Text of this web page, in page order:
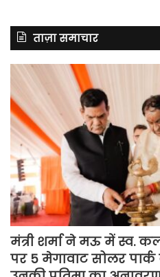
ताज़ा समाचार
मंत्री शर्मा ने मऊ में स्व.
पर 5 मेगावाट सोलर